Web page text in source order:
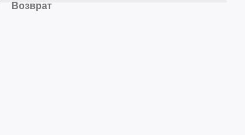
Возврат